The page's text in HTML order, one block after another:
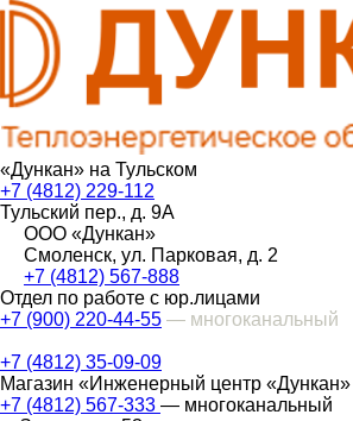
«Дункан» на Тульском
+7 (4812) 229-112
Тульский пер., д. 9А
ООО «Дункан»
Смоленск, ул. Парковая, д. 2
+7 (4812) 567-888
Отдел по работе с юр.лицами
+7 (900) 220-44-55 — многоканальный
+7 (4812) 35-09-09
Магазин «Инженерный центр «Дункан»
+7 (4812) 567-333 — многоканальный